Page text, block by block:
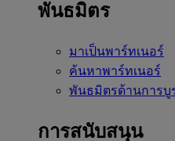
พันธมิตร
มาเป็นพาร์ทเนอร์
ค้นหาพาร์ทเนอร์
พันธมิตรด้านการบู
การสนับสนุน